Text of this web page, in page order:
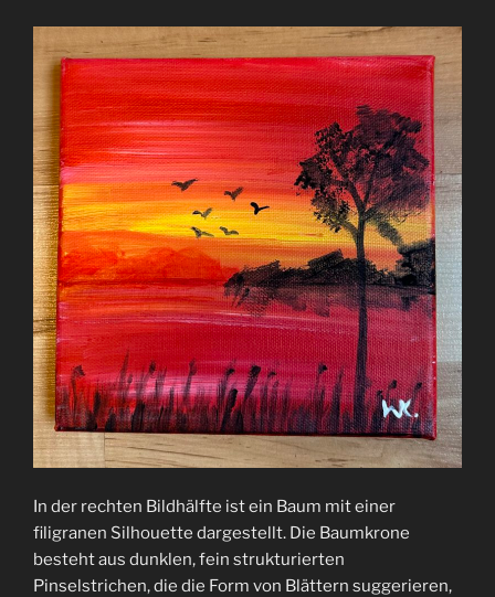
In der rechten Bildhälfte ist ein Baum mit einer
filigranen Silhouette dargestellt. Die Baumkrone
besteht aus dunklen, fein strukturierten
Pinselstrichen, die die Form von Blättern suggerieren,